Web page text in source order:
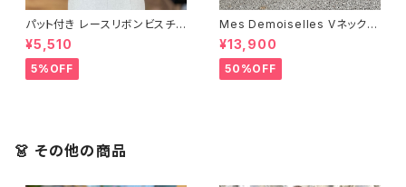
パット付き レースリボンビスチェ
＜ホワイト＞
¥5,510
5%OFF
Mes Demoiselles Vネックシ
ョート丈ワンピース
¥13,900
50%OFF
👗 その他の商品